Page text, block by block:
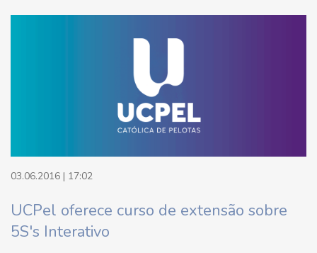
03.06.2016 | 17:02
UCPel oferece curso de extensão sobre
5S's Interativo